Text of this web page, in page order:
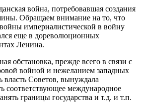
война, потребовавшая создания
Обращаем внимание на то, что
империалистической в войну
еще в дореволюционных
Ленина.
обстановка, прежде всего в связи с
войной и нежеланием западных
власть Советов, вынуждала
соответствующее международное
границы государства и т.д. и т.п.